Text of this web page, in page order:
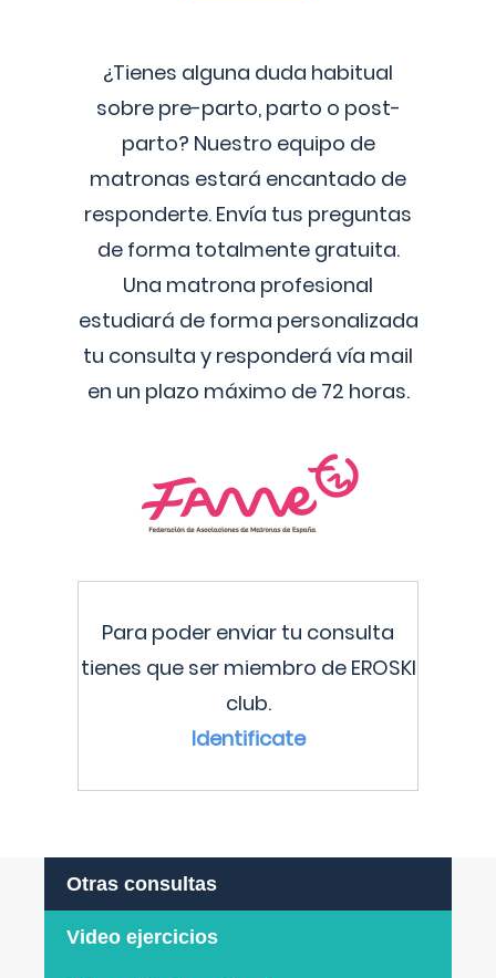
¿Tienes alguna duda habitual
sobre pre-parto, parto o post-
parto? Nuestro equipo de
matronas estará encantado de
responderte. Envía tus preguntas
de forma totalmente gratuita.
Una matrona profesional
estudiará de forma personalizada
tu consulta y responderá vía mail
en un plazo máximo de 72 horas.
Para poder enviar tu consulta
tienes que ser miembro de EROSKI
club.
Identificate
Otras consultas
Video ejercicios